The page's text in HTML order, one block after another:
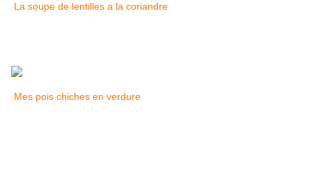
La soupe de lentilles a la coriandre
Mes pois chiches en verdure